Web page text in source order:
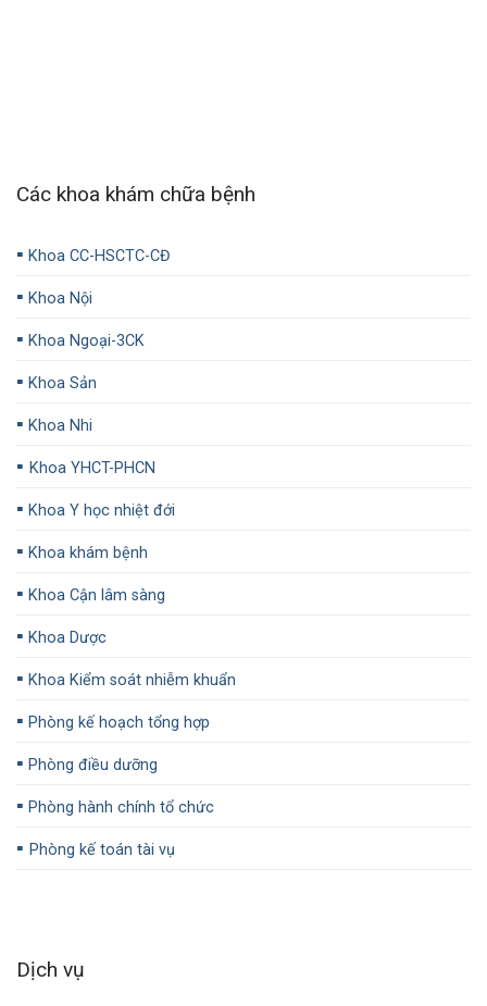
Các khoa khám chữa bệnh
▪️ Khoa CC-HSCTC-CĐ
▪️ Khoa Nội
▪️ Khoa Ngoại-3CK
▪️ Khoa Sản
▪️ Khoa Nhi
▪️ Khoa YHCT-PHCN
▪️ Khoa Y học nhiệt đới
▪️ Khoa khám bệnh
▪️ Khoa Cận lâm sàng
▪️ Khoa Dược
▪️ Khoa Kiểm soát nhiễm khuẩn
▪️ Phòng kế hoạch tổng hợp
▪️ Phòng điều dưỡng
▪️ Phòng hành chính tổ chức
▪️ Phòng kế toán tài vụ
Dịch vụ